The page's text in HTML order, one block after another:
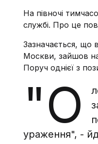
На півночі
службі. Про це
Зазначається, що
Москви, зайшов на
Поруч однієї з
"О
ураження", -